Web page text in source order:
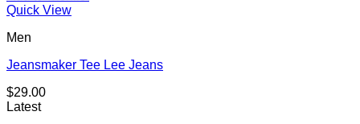
Quick View
Men
Jeansmaker Tee Lee Jeans
$29.00
Latest